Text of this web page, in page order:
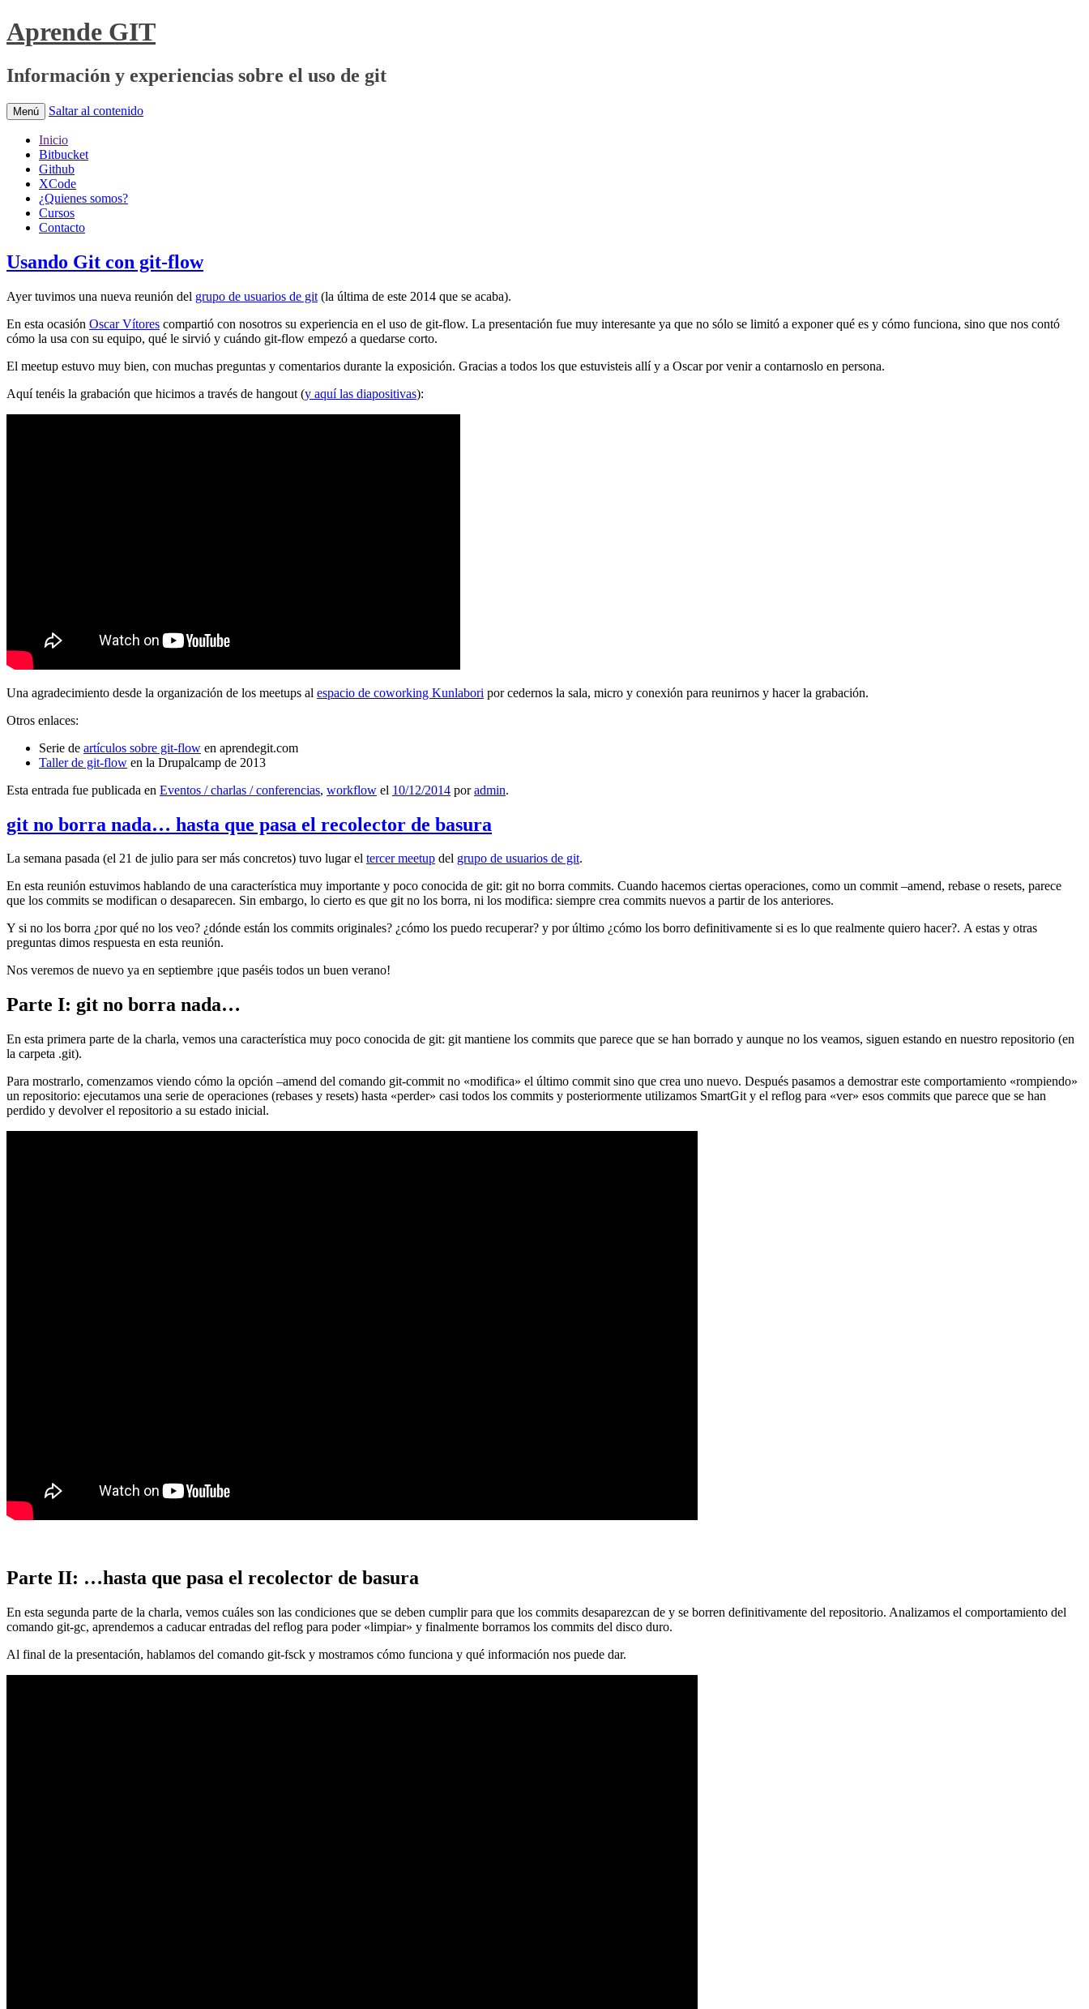
Aprende GIT
Información y experiencias sobre el uso de git
Menú Saltar al contenido
Inicio
Bitbucket
Github
XCode
¿Quienes somos?
Cursos
Contacto
Usando Git con git-flow
Ayer tuvimos una nueva reunión del grupo de usuarios de git (la última de este 2014 que se acaba).
En esta ocasión Oscar Vítores compartió con nosotros su experiencia en el uso de git-flow. La presentación fue muy interesante ya que no sólo se limitó a exponer qué es y cómo funciona, sino que nos contó
cómo la usa con su equipo, qué le sirvió y cuándo git-flow empezó a quedarse corto.
El meetup estuvo muy bien, con muchas preguntas y comentarios durante la exposición. Gracias a todos los que estuvisteis allí y a Oscar por venir a contarnoslo en persona.
Aquí tenéis la grabación que hicimos a través de hangout (y aquí las diapositivas):
Una agradecimiento desde la organización de los meetups al espacio de coworking Kunlabori por cedernos la sala, micro y conexión para reunirnos y hacer la grabación.
Otros enlaces:
Serie de artículos sobre git-flow en aprendegit.com
Taller de git-flow en la Drupalcamp de 2013
Esta entrada fue publicada en Eventos / charlas / conferencias, workflow el 10/12/2014 poradmin.
git no borra nada… hasta que pasa el recolector de basura
La semana pasada (el 21 de julio para ser más concretos) tuvo lugar el tercer meetup del grupo de usuarios de git.
En esta reunión estuvimos hablando de una característica muy importante y poco conocida de git: git no borra commits. Cuando hacemos ciertas operaciones, como un commit –amend, rebase o resets, parece
que los commits se modifican o desaparecen. Sin embargo, lo cierto es que git no los borra, ni los modifica: siempre crea commits nuevos a partir de los anteriores.
Y si no los borra ¿por qué no los veo? ¿dónde están los commits originales? ¿cómo los puedo recuperar? y por último ¿cómo los borro definitivamente si es lo que realmente quiero hacer?. A estas y otras
preguntas dimos respuesta en esta reunión.
Nos veremos de nuevo ya en septiembre ¡que paséis todos un buen verano!
Parte I: git no borra nada…
En esta primera parte de la charla, vemos una característica muy poco conocida de git: git mantiene los commits que parece que se han borrado y aunque no los veamos, siguen estando en nuestro repositorio (en
la carpeta .git).
Para mostrarlo, comenzamos viendo cómo la opción –amend del comando git-commit no «modifica» el último commit sino que crea uno nuevo. Después pasamos a demostrar este comportamiento «rompiendo»
un repositorio: ejecutamos una serie de operaciones (rebases y resets) hasta «perder» casi todos los commits y posteriormente utilizamos SmartGit y el reflog para «ver» esos commits que parece que se han
perdido y devolver el repositorio a su estado inicial.
Parte II: …hasta que pasa el recolector de basura
En esta segunda parte de la charla, vemos cuáles son las condiciones que se deben cumplir para que los commits desaparezcan de y se borren definitivamente del repositorio. Analizamos el comportamiento del
comando git-gc, aprendemos a caducar entradas del reflog para poder «limpiar» y finalmente borramos los commits del disco duro.
Al final de la presentación, hablamos del comando git-fsck y mostramos cómo funciona y qué información nos puede dar.